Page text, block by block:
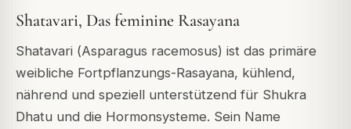
Shatavari, Das feminine Rasayana
Shatavari (Asparagus racemosus) ist das primäre
weibliche Fortpflanzungs-Rasayana, kühlend,
nährend und speziell unterstützend für Shukra
Dhatu und die Hormonsysteme. Sein Name